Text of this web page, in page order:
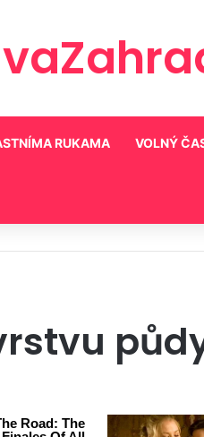
RUKAMA VOLNÝ